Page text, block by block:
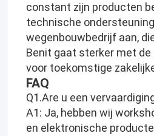
constant zijn producten
technische
wegenbouwbedrijf aan,
Benit gaat sterker met
voor toekomstige
FAQ
Q1.Are u een
A1: Ja, hebben wij
en elektronische